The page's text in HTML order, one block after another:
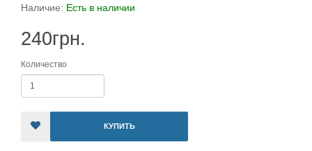
Наличие: Есть в наличии
240грн.
Количество
КУПИТЬ